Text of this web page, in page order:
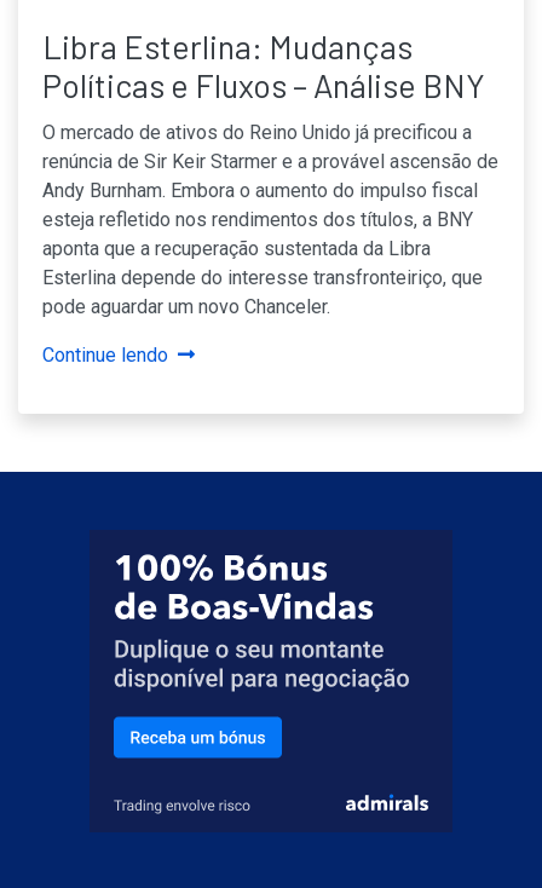
Libra Esterlina: Mudanças
Políticas e Fluxos – Análise BNY
O mercado de ativos do Reino Unido já precificou a
renúncia de Sir Keir Starmer e a provável ascensão de
Andy Burnham. Embora o aumento do impulso fiscal
esteja refletido nos rendimentos dos títulos, a BNY
aponta que a recuperação sustentada da Libra
Esterlina depende do interesse transfronteiriço, que
pode aguardar um novo Chanceler.
Continue lendo